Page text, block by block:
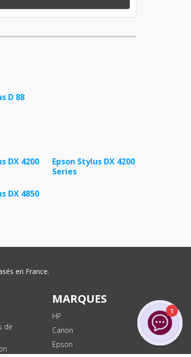
D 88
DX 4200
Epson Stylus DX 4200
Series
DX 4850
en France.
de
MARQUES
HP
Canon
Epson
1